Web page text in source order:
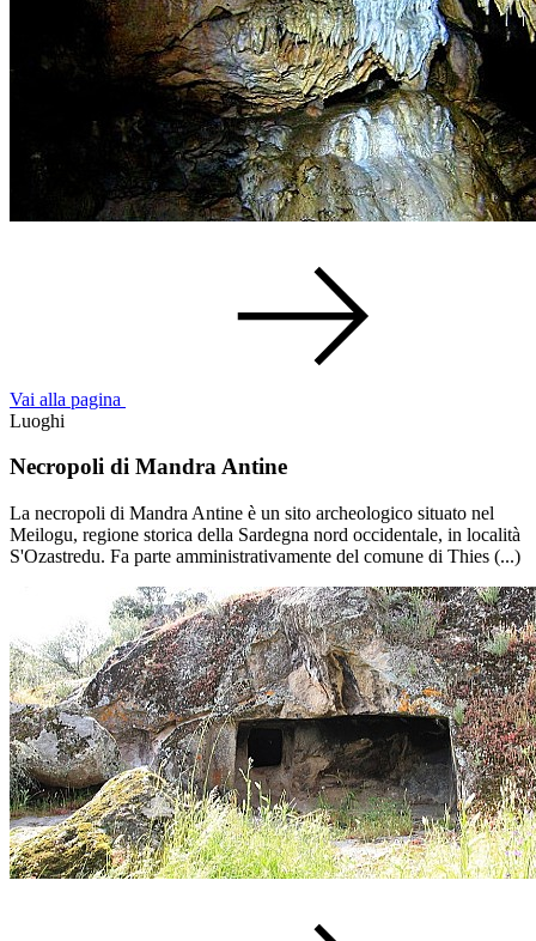
Vai alla pagina
Luoghi
Necropoli di Mandra Antine
La necropoli di Mandra Antine è un sito archeologico situato nel
Meilogu, regione storica della Sardegna nord occidentale, in località
S'Ozastredu. Fa parte amministrativamente del comune di Thies (...)